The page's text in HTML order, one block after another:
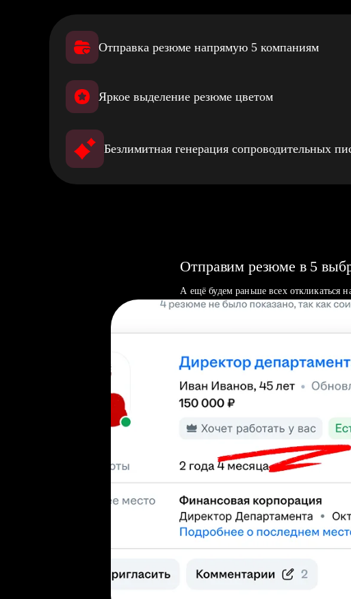
Отправка резюме напрямую 5 компаниям
Яркое выделение резюме цветом
Безлимитная генерация сопроводительных
Отправим резюме в 5
А ещё будем раньше всех откликаться